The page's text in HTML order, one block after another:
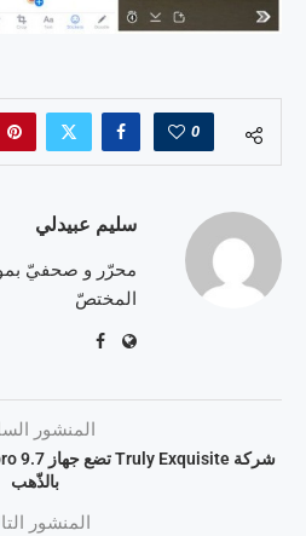
0
سليم عبيدلي
محرّر و صحفيّ
المختصّ
المنشور
بالذّهب
المنشور